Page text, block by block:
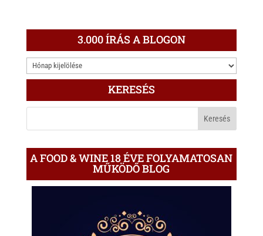
3.000 ÍRÁS A BLOGON
3.000
ÍRÁS
KERESÉS
A FOOD & WINE 18 ÉVE FOLYAMATOSAN
MŰKÖDŐ BLOG